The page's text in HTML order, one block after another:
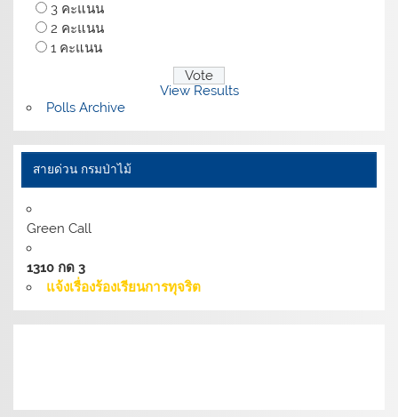
3 คะแนน
2 คะแนน
1 คะแนน
View Results
Polls Archive
สายด่วน กรมป่าไม้
Green Call
1310 กด 3
แจ้งเรื่องร้องเรียนการทุจริต